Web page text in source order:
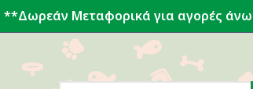
**Δωρεάν Μεταφορικά για αγορές